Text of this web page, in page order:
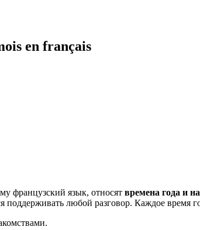
en français
французский язык, относят времена года и
любой разговор. Каждое время